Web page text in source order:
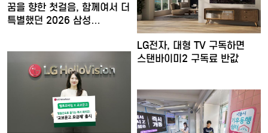
꿈을 향한 첫걸음, 함께여서 더
특별했던 2026 삼성…
LG전자, 대형 TV 구독하면
스탠바이미2 구독료 반값